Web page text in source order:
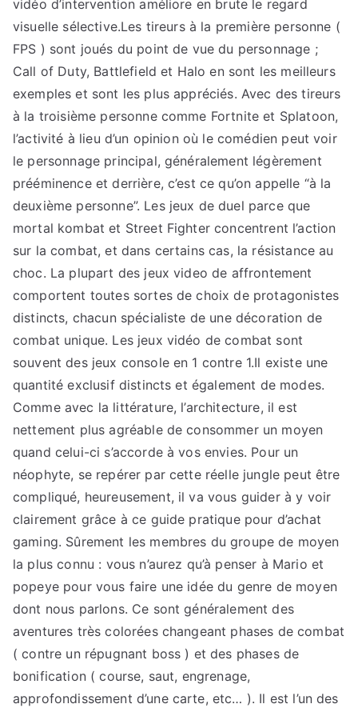
vidéo d’intervention améliore en brute le regard
visuelle sélective.Les tireurs à la première personne (
FPS ) sont joués du point de vue du personnage ;
Call of Duty, Battlefield et Halo en sont les meilleurs
exemples et sont les plus appréciés. Avec des tireurs
à la troisième personne comme Fortnite et Splatoon,
l’activité à lieu d’un opinion où le comédien peut voir
le personnage principal, généralement légèrement
prééminence et derrière, c’est ce qu’on appelle “à la
deuxième personne”. Les jeux de duel parce que
mortal kombat et Street Fighter concentrent l’action
sur la combat, et dans certains cas, la résistance au
choc. La plupart des jeux video de affrontement
comportent toutes sortes de choix de protagonistes
distincts, chacun spécialiste de une décoration de
combat unique. Les jeux vidéo de combat sont
souvent des jeux console en 1 contre 1.Il existe une
quantité exclusif distincts et également de modes.
Comme avec la littérature, l’architecture, il est
nettement plus agréable de consommer un moyen
quand celui-ci s’accorde à vos envies. Pour un
néophyte, se repérer par cette réelle jungle peut être
compliqué, heureusement, il va vous guider à y voir
clairement grâce à ce guide pratique pour d’achat
gaming. Sûrement les membres du groupe de moyen
la plus connu : vous n’aurez qu’à penser à Mario et
popeye pour vous faire une idée du genre de moyen
dont nous parlons. Ce sont généralement des
aventures très colorées changeant phases de combat
( contre un répugnant boss ) et des phases de
bonification ( course, saut, engrenage,
approfondissement d’une carte, etc… ). Il est l’un des